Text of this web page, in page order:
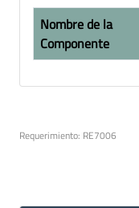
Nombre de la
Componente
Requerimiento: RE7006